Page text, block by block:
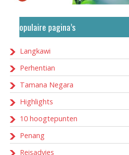
Populaire pagina’s
Langkawi
Perhentian
Tamana Negara
Highlights
10 hoogtepunten
Penang
Reisadvies